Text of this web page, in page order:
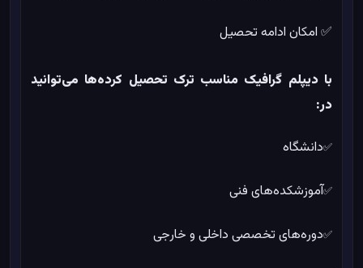
✅ امکان ادامه تحصیل
با دیپلم گرافیک مناسب ترک تحصیل کرده‌ها می‌توانید
در:
✅دانشگاه
✅آموزشکده‌های فنی
✅دوره‌های تخصصی داخلی و خارجی